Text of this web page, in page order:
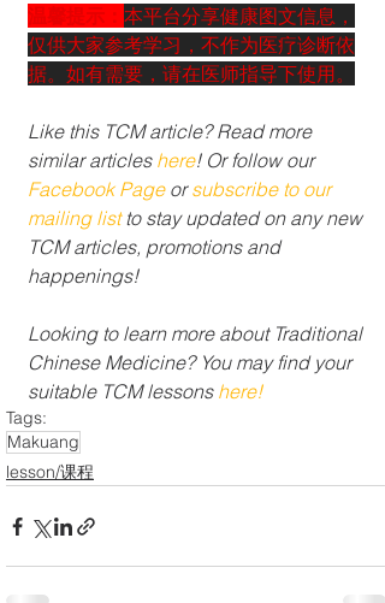
温馨提示： 本平台分享健康图文信息，
仅供大家参考学习，不作为医疗诊断依
据。如有需要，请在医师指导下使用。
Like this TCM article? Read more
similar articles here! Or follow our
Facebook Page or subscribe to our
mailing list to stay updated on any new
TCM articles, promotions and
happenings!
Looking to learn more about Traditional
Chinese Medicine? You may find your
suitable TCM lessons here!
Tags:
Makuang
lesson/课程